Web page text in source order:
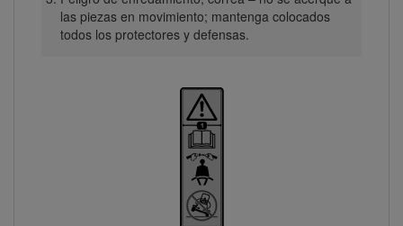
las piezas en movimiento; mantenga colocados
todos los protectores y defensas.